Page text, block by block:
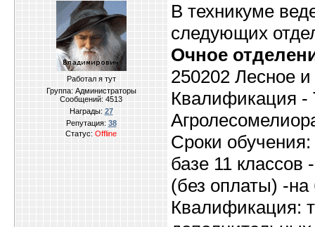
Работал я тут
Группа: Администраторы
Сообщений: 4513
Награды: 27
Репутация: 38
Статус: Offline
В техникуме
следующих
Очное
250202 Лесное и
Квалификация -
Сроки
базе 11
(без оплаты) -на
Квалификация: